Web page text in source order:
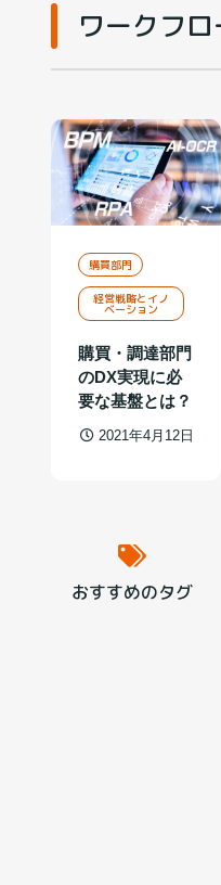
ワークフ
購買部門
経営戦略とイノ
ベーション
購買・調達部門
のDX実現に必
要な基盤とは？
2021年4月12日
おすすめのタグ